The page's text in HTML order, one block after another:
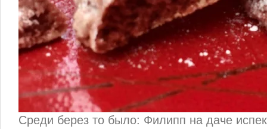
Среди берез то было: Филипп на даче